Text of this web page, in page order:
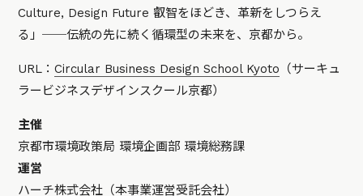
Culture, Design Future 叡智をほどき、革新をしつらえ
る」──伝統の先に続く循環型の未来を、京都から。
URL：Circular Business Design School Kyoto （サーキュ
ラービジネスデザインスクール京都）
主催
京都市環境政策局 環境企画部 環境総務課
運営
ハーチ株式会社（本事業運営受託会社）